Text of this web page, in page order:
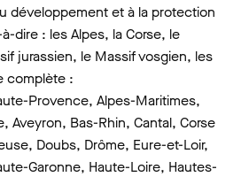
développement et à la protection
dire : les Alpes, la Corse, le
jurassien, le Massif vosgien, les
complète :
Provence, Alpes-Maritimes,
Aveyron, Bas-Rhin, Cantal, Corse
Doubs, Drôme, Eure-et-Loir,
Garonne, Haute-Loire, Hautes-